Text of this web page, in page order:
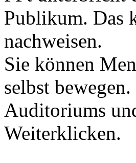
Publikum. Das
nachweisen.
Sie können
selbst
Auditoriums
Weiterklicken.